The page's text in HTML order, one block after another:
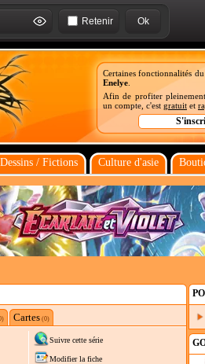
Retenir
Certaines fonctionnalités
Enelye
Afin de profiter
un compte, c'est gratuit et
Dessins / Fictions Culture d'asie
Cartes(0)
Suivre cette série
Modifier la fiche